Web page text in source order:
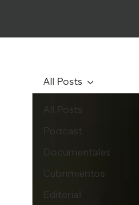
All Posts
Podcast
Documentales
Cubrimientos
Editorial
All Posts